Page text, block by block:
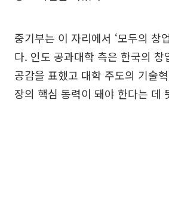
중기부는 이 자리에서 ‘모두의 창
다. 인도 공과대학 측은 한국의 창
공감을 표했고 대학 주도의 기술
장의 핵심 동력이 돼야 한다는 데